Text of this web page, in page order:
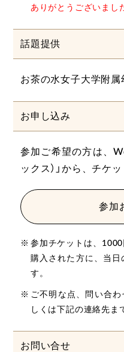
ありがとうございまし
話題提供
お茶の水女子大学附
お申し込み
参加ご希望の方は、
ックス）」から、チケ
参加
参加チケットは、
購入された方に、当日
す。
ご不明な点、問い合
しくは下記の連絡先ま
お問い合せ